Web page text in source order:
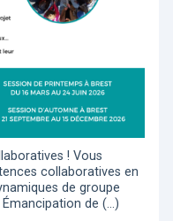
! Vous
collaboratives en
de groupe
de (…)